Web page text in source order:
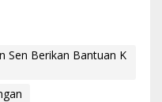
Sen Berikan Bantuan K